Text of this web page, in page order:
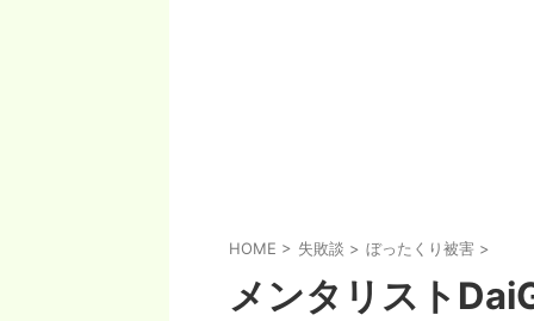
HOME > 失敗談 > ぼったくり被害 >
メンタリスト